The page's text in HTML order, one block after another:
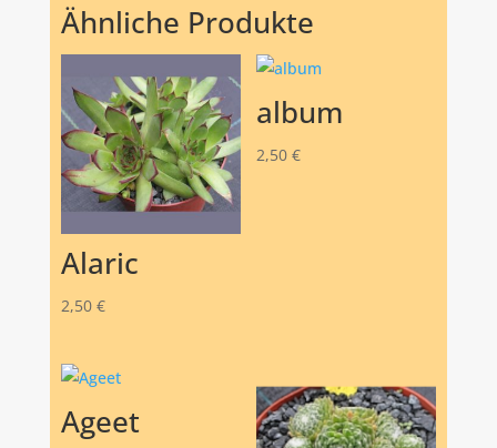
Ähnliche Produkte
Alaric
2,50 €
album
2,50 €
Ageet